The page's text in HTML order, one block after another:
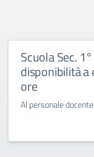
Scuola Sec.
disponibilità
ore
Al personale